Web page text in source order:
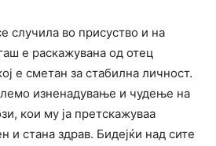
случила во присуство и на
е раскажувана од отец
е сметан за стабилна личност.
изненадување и чудење на
кои му ја претскажуваа
и стана здрав. Бидејќи над сите